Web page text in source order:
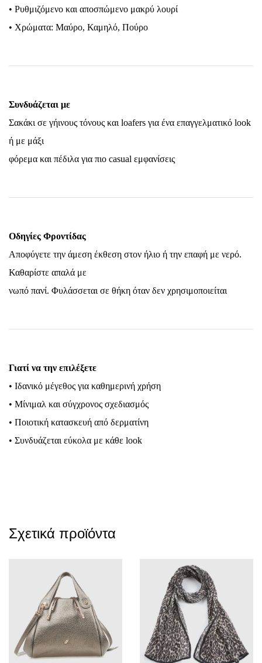
• Ρυθμιζόμενο και αποσπώμενο μακρύ λουρί
• Χρώματα: Μαύρο, Καμηλό, Πούρο
Συνδυάζεται με
Σακάκι σε γήινους τόνους και loafers για ένα επαγγελματικό look
ή με μάξι
φόρεμα και πέδιλα για πιο casual εμφανίσεις
Οδηγίες Φροντίδας
Αποφύγετε την άμεση έκθεση στον ήλιο ή την επαφή με νερό.
Καθαρίστε απαλά με
νωπό πανί. Φυλάσσεται σε θήκη όταν δεν χρησιμοποιείται
Γιατί να την επιλέξετε
• Ιδανικό μέγεθος για καθημερινή χρήση
• Μίνιμαλ και σύγχρονος σχεδιασμός
• Ποιοτική κατασκευή από δερματίνη
• Συνδυάζεται εύκολα με κάθε look
Σχετικά προϊόντα